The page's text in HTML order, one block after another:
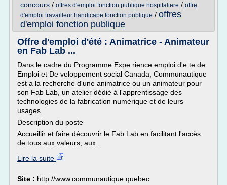
concours / offres d'emploi fonction publique hospitaliere / offre
d'emploi travailleur handicape fonction publique / offres
d'emploi fonction publique
Offre d'emploi d'été : Animatrice - Animateur
en Fab Lab ...
Dans le cadre du Programme Expe rience emploi d'e te de
Emploi et De veloppement social Canada, Communautique
est a la recherche d'une animatrice ou un animateur pour
son Fab Lab, un atelier dédié à l'apprentissage des
technologies de la fabrication numérique et de leurs
usages.
Description du poste
Accueillir et faire découvrir le Fab Lab en facilitant l'accès
de tous aux valeurs, aux...
Lire la suite
Site : http://www.communautique.quebec